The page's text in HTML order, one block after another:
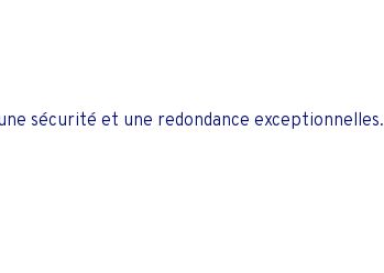
sécurité et une redondance exceptionnelles.